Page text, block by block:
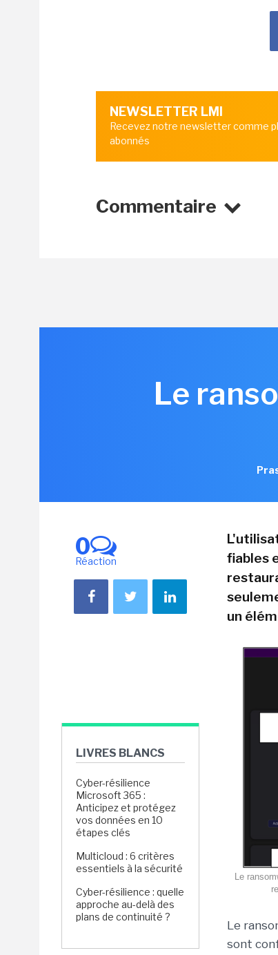
NEWSLETTER LMI
Recevez notre newsletter comme
abonnés
Commentaire
Le
0
Réaction
LIVRES BLANCS
Cyber-résilience
Microsoft 365 :
Anticipez et protégez
vos données en 10
étapes clés
Multicloud : 6 critères
essentiels à la sécurité
Cyber-résilience : quelle
approche au-delà des
plans de continuité ?
fiables
un
Le
Le
sont